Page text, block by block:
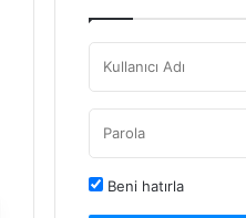
Beni hatırla